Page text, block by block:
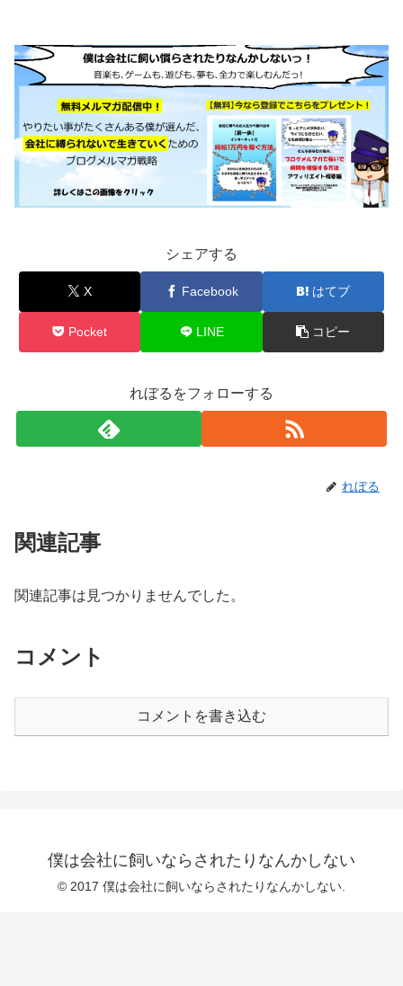
シェアする
X Facebook はてブ
Pocket LINE コピー
れぼるをフォローする
れぼる
関連記事
関連記事は見つかりませんでした。
コメント
コメントを書き込む
僕は会社に飼いならされたりなんかしない
© 2017 僕は会社に飼いならされたりなんかしない.